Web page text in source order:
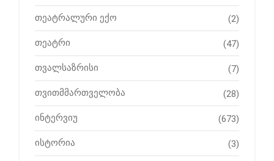
თეატრალური ექო (2)
თეატრი (47)
თვალსაზრისი (7)
თვითმმართველობა (28)
ინტერვიუ (673)
ისტორია (3)